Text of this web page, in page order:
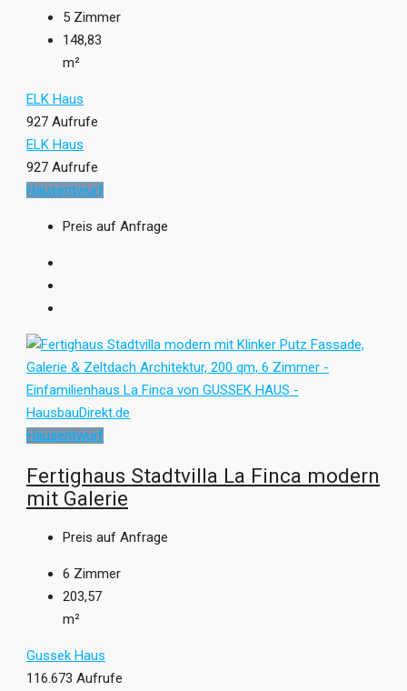
5 Zimmer
148,83
m²
ELK Haus
927 Aufrufe
ELK Haus
927 Aufrufe
Hausentwurf
Preis auf Anfrage
Hausentwurf
Fertighaus Stadtvilla La Finca modern
mit Galerie
Preis auf Anfrage
6 Zimmer
203,57
m²
Gussek Haus
116.673 Aufrufe